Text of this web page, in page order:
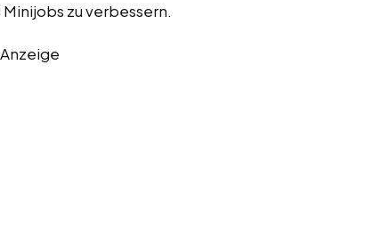
zu verbessern.
Anzeige